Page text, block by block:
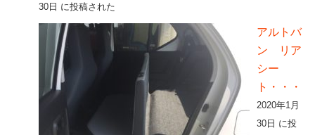
30日 に投稿された
アルトバ
ン リア
シー
ト・・・
2020年1月
30日 に投